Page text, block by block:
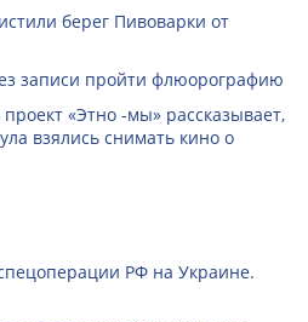
берег Пивоварки от
записи пройти флюорографию
«Этно -мы» рассказывает,
взялись снимать кино о
РФ на Украине.